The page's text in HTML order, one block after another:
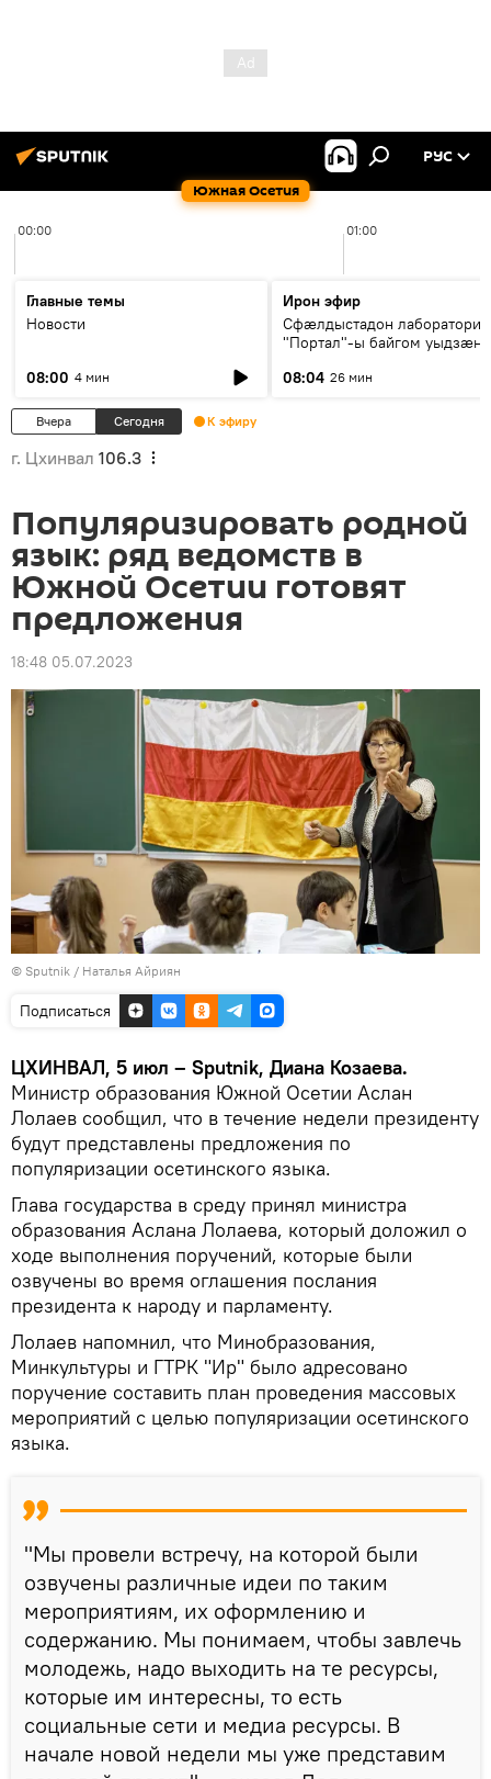
Южная Осетия
РУС
00:00 01:00
Главные темы
Новости
08:00 4 мин
Ирон эфир
Сфæлдыстадон лаборатори
"Портал"-ы байгом уыдзæн
Æхсары куыстыты равдыст
08:04 26 мин
Вчера Сегодня К эфиру
г. Цхинвал 106.3
Популяризировать родной
язык: ряд ведомств в
Южной Осетии готовят
предложения
18:48 05.07.2023
© Sputnik / Наталья Айриян
Подписаться
ЦХИНВАЛ, 5 июл – Sputnik, Диана Козаева.
Министр образования Южной Осетии Аслан
Лолаев сообщил, что в течение недели президенту
будут представлены предложения по
популяризации осетинского языка.
Глава государства в среду принял министра
образования Аслана Лолаева, который доложил о
ходе выполнения поручений, которые были
озвучены во время оглашения послания
президента к народу и парламенту.
Лолаев напомнил, что Минобразования,
Минкультуры и ГТРК "Ир" было адресовано
поручение составить план проведения массовых
мероприятий с целью популяризации осетинского
языка.
"Мы провели встречу, на которой были
озвучены различные идеи по таким
мероприятиям, их оформлению и
содержанию. Мы понимаем, чтобы завлечь
молодежь, надо выходить на те ресурсы,
которые им интересны, то есть
социальные сети и медиа ресурсы. В
начале новой недели мы уже представим